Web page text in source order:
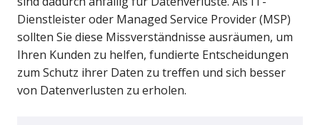
Dienstleister oder Managed Service Provider (MSP)
sollten Sie diese Missverständnisse ausräumen, um
Ihren Kunden zu helfen, fundierte Entscheidungen
zum Schutz ihrer Daten zu treffen und sich besser
von Datenverlusten zu erholen.